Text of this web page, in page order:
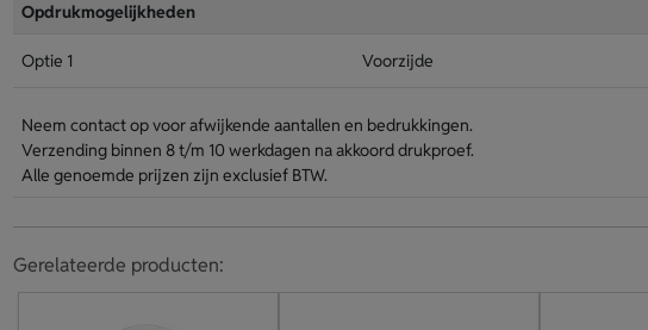
Opdrukmogelijkheden
Optie 1 Voorzijde
Neem contact op voor afwijkende aantallen en bedrukkingen.
Verzending binnen 8 t/m 10 werkdagen na akkoord drukproef.
Alle genoemde prijzen zijn exclusief BTW.
Gerelateerde producten: